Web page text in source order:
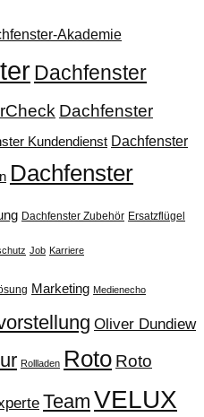
Akademie
Dachfenster
Dachfenster
Kundendienst Dachfenster
Dachfenster
Dachfenster Zubehör Ersatzflügel
Job Karriere
Marketing Medienecho
Oliver Dundiew
Rollladen Roto Roto
Team VELUX